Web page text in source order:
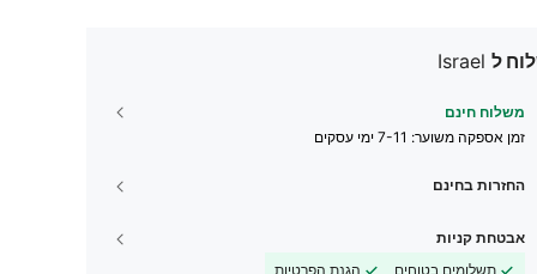
ל Israel
משלוח חינם
זמן אספקה ​​משוער: 7-11 ימי עסקים
החזרות בחינם
אבטחת קניות